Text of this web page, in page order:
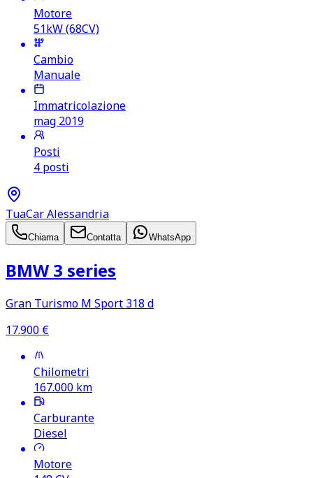
Motore
51kW (68CV)
Cambio
Manuale
Immatricolazione
mag 2019
Posti
4 posti
TuaCar Alessandria
Chiama Contatta WhatsApp
BMW 3 series
Gran Turismo M Sport 318 d
17.900 €
Chilometri
167.000 km
Carburante
Diesel
Motore